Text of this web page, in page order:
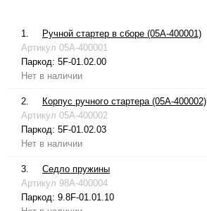
1.
Ручной стартер в сборе (05A-400001)
Артикул 05A-400001
Паркод: 5F-01.02.00
Нет в наличии
2.
Корпус ручного стартера (05A-400002)
Артикул 05A-400002
Паркод: 5F-01.02.03
Нет в наличии
3.
Седло пружины
Артикул 98A-400004
Паркод: 9.8F-01.01.10